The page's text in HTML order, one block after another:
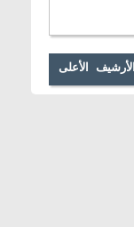
الأرشيف الأعلى